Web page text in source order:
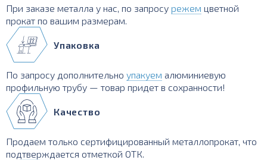
При заказе металла у нас, по запросу режем цветной
прокат по вашим размерам.
Упаковка
По запросу дополнительно упакуем алюминиевую
профильную трубу — товар придет в сохранности!
Качество
Продаем только сертифицированный металлопрокат, что
подтверждается отметкой ОТК.